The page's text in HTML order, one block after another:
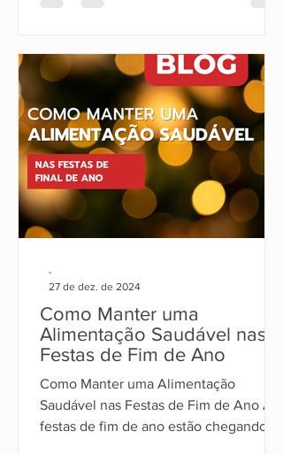
Como Manter uma
Alimentação Saudável nas
Festas de Fim de Ano
Como Manter uma Alimentação
Saudável nas Festas de Fim de Ano As
festas de fim de ano estão chegando, e
-
27 de dez. de 2024